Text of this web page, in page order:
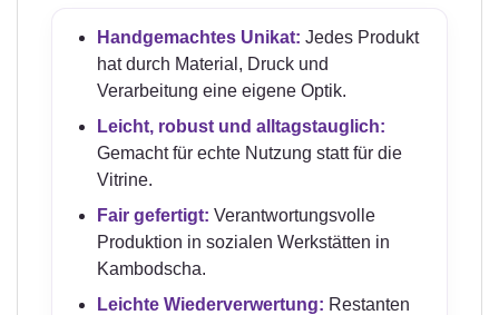
Handgemachtes Unikat: Jedes Produkt
hat durch Material, Druck und
Verarbeitung eine eigene Optik.
Leicht, robust und alltagstauglich:
Gemacht für echte Nutzung statt für die
Vitrine.
Fair gefertigt: Verantwortungsvolle
Produktion in sozialen Werkstätten in
Kambodscha.
Leichte Wiederverwertung: Restanten